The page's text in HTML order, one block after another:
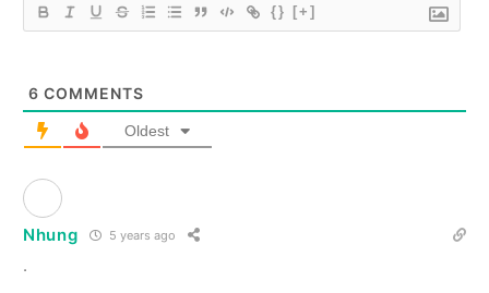
{} [+]
6 COMMENTS
Oldest
Nhung 5 years ago
.